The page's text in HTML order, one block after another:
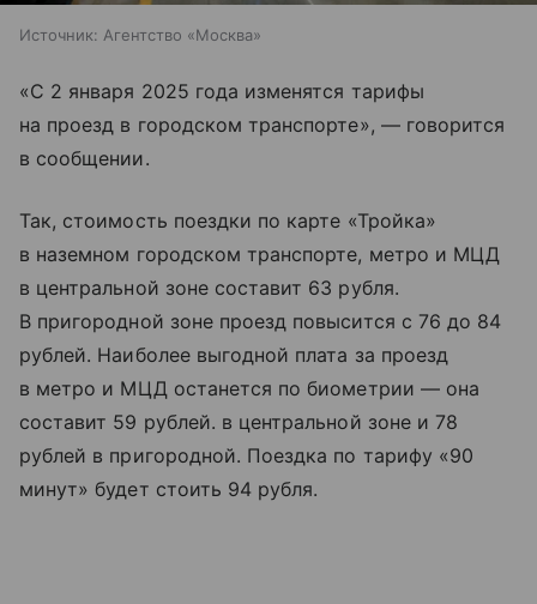
Источник: Агентство «Москва»
«С 2 января 2025 года изменятся тарифы
на проезд в городском транспорте», — говорится
в сообщении.
Так, стоимость поездки по карте «Тройка»
в наземном городском транспорте, метро и МЦД
в центральной зоне составит 63 рубля.
В пригородной зоне проезд повысится с 76 до 84
рублей. Наиболее выгодной плата за проезд
в метро и МЦД останется по биометрии — она
составит 59 рублей. в центральной зоне и 78
рублей в пригородной. Поездка по тарифу «90
минут» будет стоить 94 рубля.